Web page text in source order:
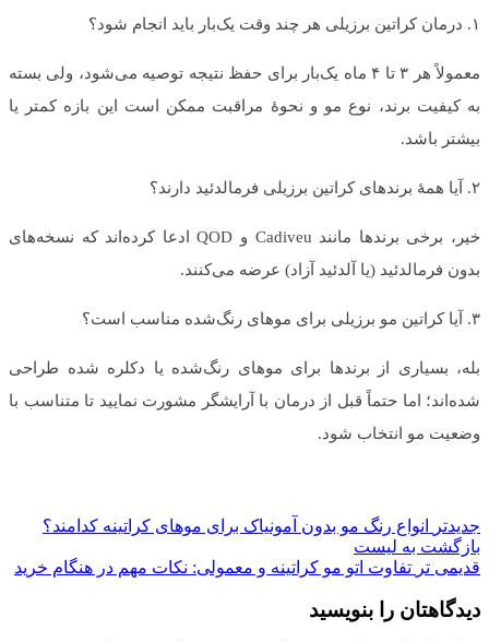
۱. درمان کراتین برزیلی هر چند وقت یک‌بار باید انجام شود؟
معمولاً هر ۳ تا ۴ ماه یک‌بار برای حفظ نتیجه توصیه می‌شود، ولی بسته
به کیفیت برند، نوع مو و نحوهٔ مراقبت ممکن است این بازه کمتر یا
بیشتر باشد.
۲. آیا همهٔ برندهای کراتین برزیلی فرمالدئید دارند؟
خیر، برخی برندها مانند Cadiveu و QOD ادعا کرده‌اند که نسخه‌های
بدون فرمالدئید (یا آلدئید آزاد) عرضه می‌کنند.
۳. آیا کراتین مو برزیلی برای موهای رنگ‌شده مناسب است؟
بله، بسیاری از برندها برای موهای رنگ‌شده یا دکلره شده طراحی
شده‌اند؛ اما حتماً قبل از درمان با آرایشگر مشورت نمایید تا متناسب با
وضعیت مو انتخاب شود.
جدیدتر
انواع رنگ مو بدون آمونیاک برای موهای کراتینه کدامند؟
بازگشت به لیست
قدیمی تر تفاوت اتو مو کراتینه و معمولی: نکات مهم در هنگام خرید
دیدگاهتان را بنویسید